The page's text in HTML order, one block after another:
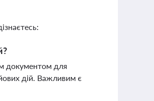
документом для
дій. Важливим є